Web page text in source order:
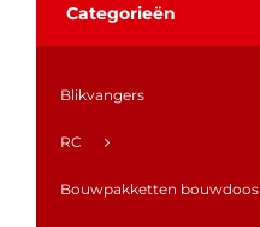
Categorieën
Blikvangers
RC
Bouwpakketten bouwdoos